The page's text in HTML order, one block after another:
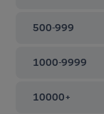
500-999
1000-9999
10000+